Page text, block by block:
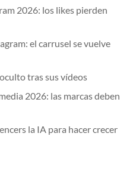
2026: los likes pierden
el carrusel se vuelve
tras sus vídeos
2026: las marcas deben
la IA para hacer crecer